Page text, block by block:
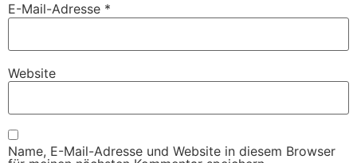
E-Mail-Adresse *
Website
Name, E-Mail-Adresse und Website in diesem Browser